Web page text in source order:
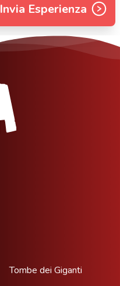
Invia Esperienza
Tombe dei Giganti